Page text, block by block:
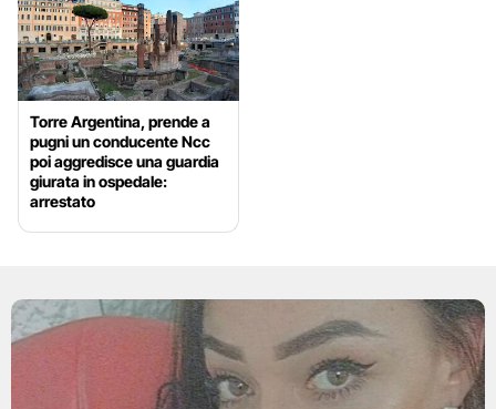
Torre Argentina, prende a
pugni un conducente Ncc
poi aggredisce una guardia
giurata in ospedale:
arrestato